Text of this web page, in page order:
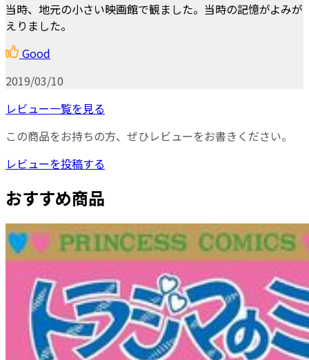
当時、地元の小さい映画館で観ました。当時の記憶がよみが
えりました。
Good
2019/03/10
レビュー一覧を見る
この商品をお持ちの方、ぜひレビューをお書きください。
レビューを投稿する
おすすめ商品